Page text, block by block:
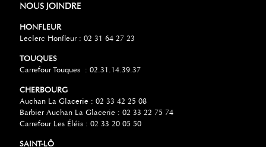
NOUS JOINDRE
HONFLEUR
Leclerc Honfleur : 02 31 64 27 23
TOUQUES
Carrefour Touques : 02.31.14.39.37
CHERBOURG
Auchan La Glacerie : 02 33 42 25 08
Barbier Auchan La Glacerie : 02 33 22 75 74
Carrefour Les Éléis : 02 33 20 05 50
SAINT-LÔ